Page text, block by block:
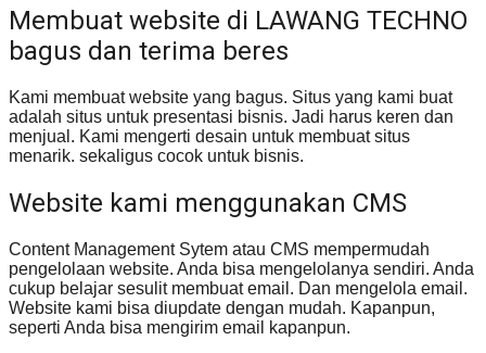
Membuat website di LAWANG TECHNO
bagus dan terima beres
Kami membuat website yang bagus. Situs yang kami buat
adalah situs untuk presentasi bisnis. Jadi harus keren dan
menjual. Kami mengerti desain untuk membuat situs
menarik. sekaligus cocok untuk bisnis.
Website kami menggunakan CMS
Content Management Sytem atau CMS mempermudah
pengelolaan website. Anda bisa mengelolanya sendiri. Anda
cukup belajar sesulit membuat email. Dan mengelola email.
Website kami bisa diupdate dengan mudah. Kapanpun,
seperti Anda bisa mengirim email kapanpun.